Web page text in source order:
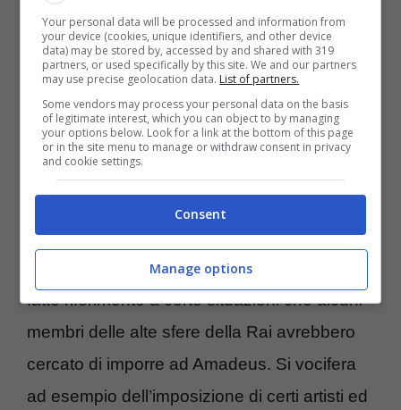
dirigenza quali sono i suoi desideri e le sue
esigenze. Ricevendo in cambio la stessa
chiarezza.L’interesse di Discovery nei
suoi confronti sarebbe davvero concreto, al
punto che il ravennate potrebbe portarsi
appresso persino Fiorello e l’intero format de
Sempre alcuni organi di stampa avrebbero
fatto riferimento a certe situazioni che alcuni
membri delle alte sfere della Rai avrebbero
cercato di imporre ad Amadeus. Si vocifera
ad esempio dell’imposizione di certi artisti ed
Your personal data will be processed and information from
your device (cookies, unique identifiers, and other device
data) may be stored by, accessed by and shared with 319
partners, or used specifically by this site. We and our partners
may use precise geolocation data. List of partners.
Some vendors may process your personal data on the basis
of legitimate interest, which you can object to by managing
your options below. Look for a link at the bottom of this page
or in the site menu to manage or withdraw consent in privacy
and cookie settings.
Consent
Manage options